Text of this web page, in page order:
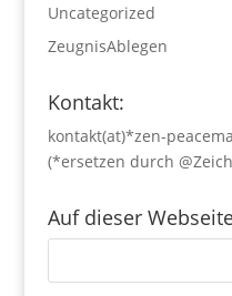
Uncategorized
ZeugnisAblegen
Kontakt:
kontakt(at)*zen-
(*ersetzen durch
Auf dieser